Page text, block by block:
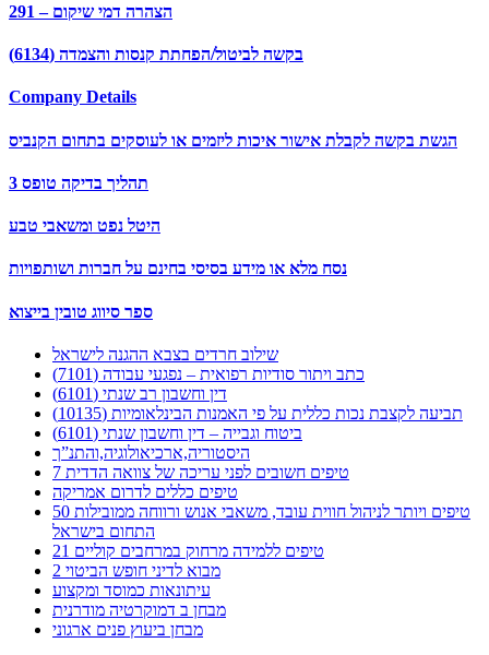
291 – הצהרה דמי שיקום
בקשה לביטול/הפחתת קנסות והצמדה (6134)
Company Details
הגשת בקשה לקבלת אישור איכות ליזמים או לעוסקים בתחום הקנביס
תהליך בדיקה טופס 3
היטל נפט ומשאבי טבע
נסח מלא או מידע בסיסי בחינם על חברות ושותפויות
ספר סיווג טובין בייצוא
שילוב חרדים בצבא ההגנה לישראל
כתב ויתור סודיות רפואית – נפגעי עבודה (7101)
דין וחשבון רב שנתי (6101)
תביעה לקצבת נכות כללית על פי האמנות הבינלאומיות (10135)
ביטוח וגבייה – דין וחשבון שנתי (6101)
היסטוריה,ארכיאולוגיה,והתנ”ך
7 טיפים חשובים לפני עריכה של צוואה הדדית
טיפים כללים לדרום אמריקה
50 טיפים ויותר לניהול חווית עובד, משאבי אנוש ורווחה ממובילות
התחום בישראל
21 טיפים ללמידה מרחוק במרחבים קוליים
מבוא לדיני חופש הביטוי 2
עיתונאות כמוסד ומקצוע
מבחן ב דמוקרטיה מודרנית
מבחן ביעוץ פנים ארגוני